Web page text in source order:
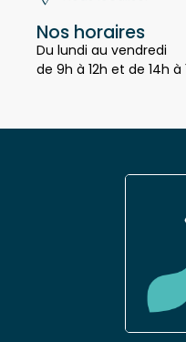
Nos horaires
Du lundi au vendredi